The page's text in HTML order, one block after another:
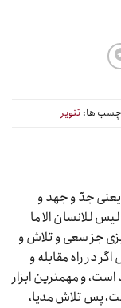
ها: تنویر
جدّ و جهد و
للانسان الا ما
جز سعی و تلاش و
در راه مقابله و
و مهمترین ابزار
پس تلاش مدیا،